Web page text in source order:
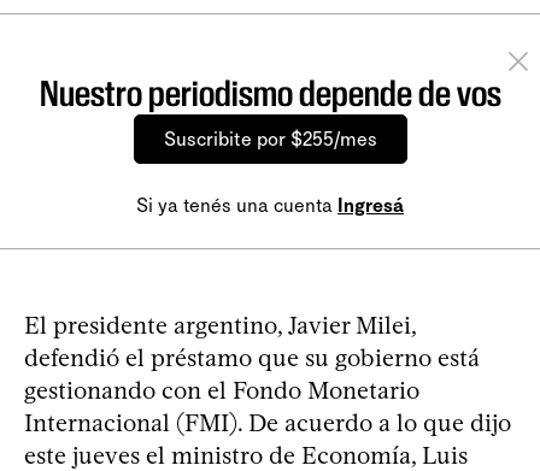
Nuestro periodismo depende de vos
Suscribite por $255/mes
Si ya tenés una cuenta Ingresá
El presidente argentino, Javier Milei,
defendió el préstamo que su gobierno está
gestionando con el Fondo Monetario
Internacional (FMI). De acuerdo a lo que dijo
este jueves el ministro de Economía, Luis